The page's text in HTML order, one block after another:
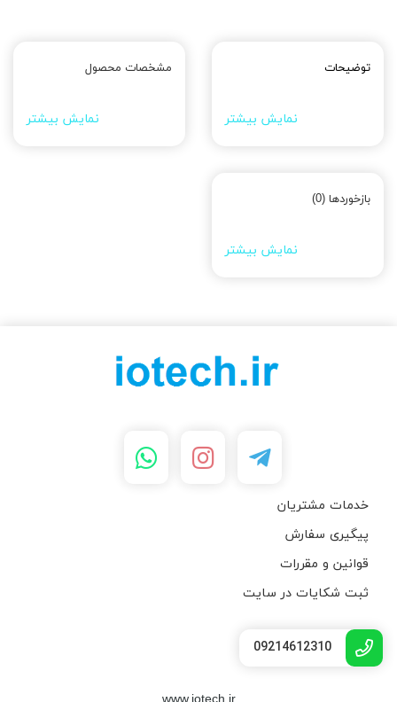
توضیحات
نمایش بیشتر
مشخصات محصول
نمایش بیشتر
بازخوردها (0)
نمایش بیشتر
خدمات مشتریان
پیگیری سفارش
قوانین و مقررات
ثبت شکایات در سایت
09214612310